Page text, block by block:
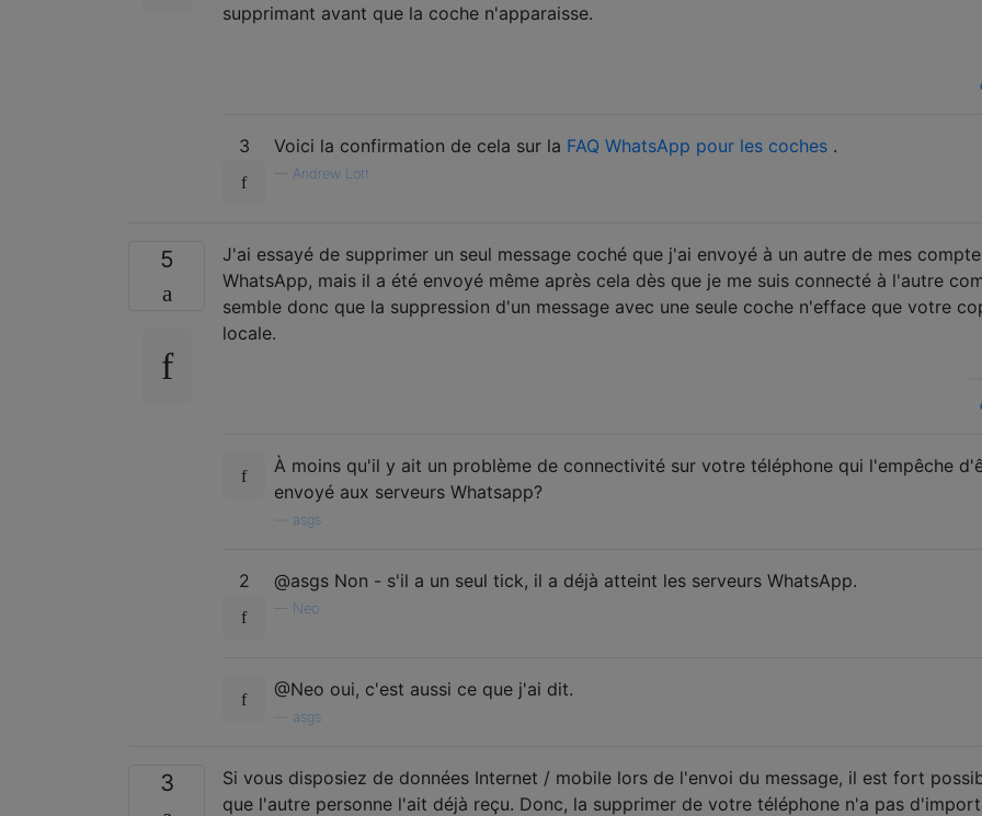
supprimant avant que la coche n'apparaisse.
3 Voici la confirmation de cela sur la FAQ WhatsApp pour les coches .
Andrew Lott
5
J'ai essayé de supprimer un seul message coché que j'ai envoyé à un autre de mes
WhatsApp, mais il a été envoyé même après cela dès que je me suis connecté à l'autre
semble donc que la suppression d'un message avec une seule coche n'efface que votre
locale.
À moins qu'il y ait un problème de connectivité sur votre téléphone qui l'empêche
envoyé aux serveurs Whatsapp?
asgs
2 @asgs Non - s'il a un seul tick, il a déjà atteint les serveurs WhatsApp.
Neo
@Neo oui, c'est aussi ce que j'ai dit.
asgs
3
Si vous disposiez de données Internet / mobile lors de l'envoi du message, il est fort
que l'autre personne l'ait déjà reçu. Donc, la supprimer de votre téléphone n'a pas